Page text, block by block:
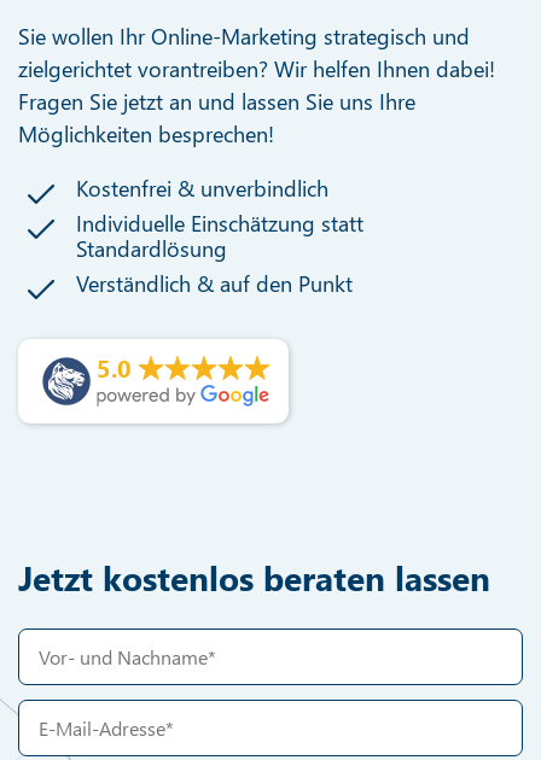
Sie wollen Ihr Online-Marketing strategisch und
zielgerichtet vorantreiben? Wir helfen Ihnen dabei!
Fragen Sie jetzt an und lassen Sie uns Ihre
Möglichkeiten besprechen!
Kostenfrei & unverbindlich
Individuelle Einschätzung statt
Standardlösung
Verständlich & auf den Punkt
5.0
Jetzt kostenlos beraten lassen